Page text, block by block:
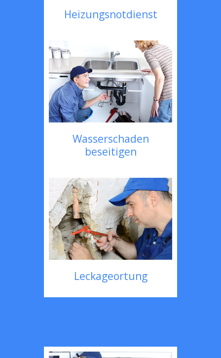
Heizungsnotdienst
Wasserschaden
beseitigen
Leckageortung